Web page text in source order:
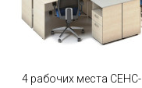
4 рабочих места